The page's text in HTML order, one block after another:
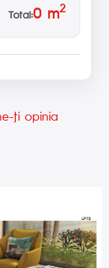
Total:0m2
ţi opinia